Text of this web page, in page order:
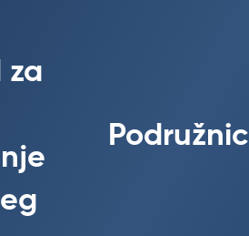
za